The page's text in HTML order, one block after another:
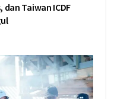
Taiwan ICDF